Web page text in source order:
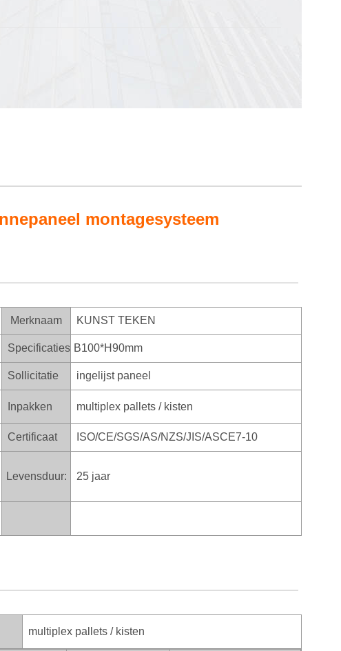
montagesysteem
Merknaam KUNST TEKEN
Specificaties B100*H90mm
Sollicitatie ingelijst paneel
Inpakken multiplex pallets / kisten
Certificaat ISO/CE/SGS/AS/NZS/JIS/ASCE7-10
Levensduur: 25 jaar
multiplex pallets / kisten